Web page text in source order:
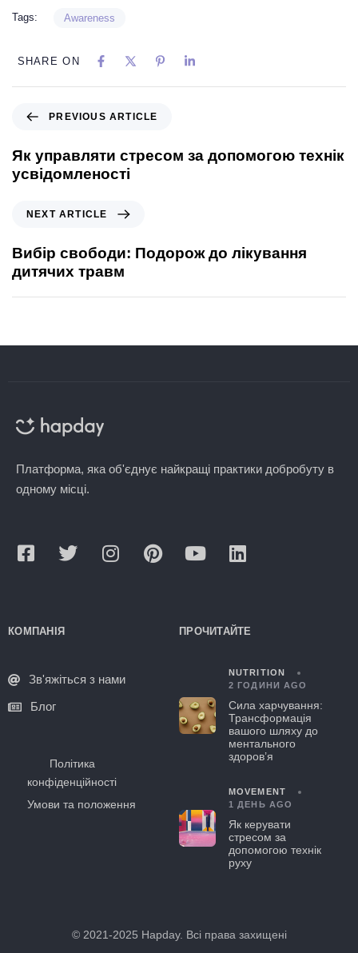
Tags: Awareness
SHARE ON
PREVIOUS ARTICLE
Як управляти стресом за допомогою технік
усвідомленості
NEXT ARTICLE
Вибір свободи: Подорож до лікування
дитячих травм
Платформа, яка об'єднує найкращі практики добробуту в
одному місці.
КОМПАНІЯ
Зв'яжіться з нами
Блог
Політика
конфіденційності
Умови та положення
ПРОЧИТАЙТЕ
NUTRITION
2 ГОДИНИ AGO
Сила харчування:
Трансформація
вашого шляху до
ментального
здоров’я
MOVEMENT
1 ДЕНЬ AGO
Як керувати
стресом за
допомогою технік
руху
© 2021-2025 Hapday. Всі права захищені